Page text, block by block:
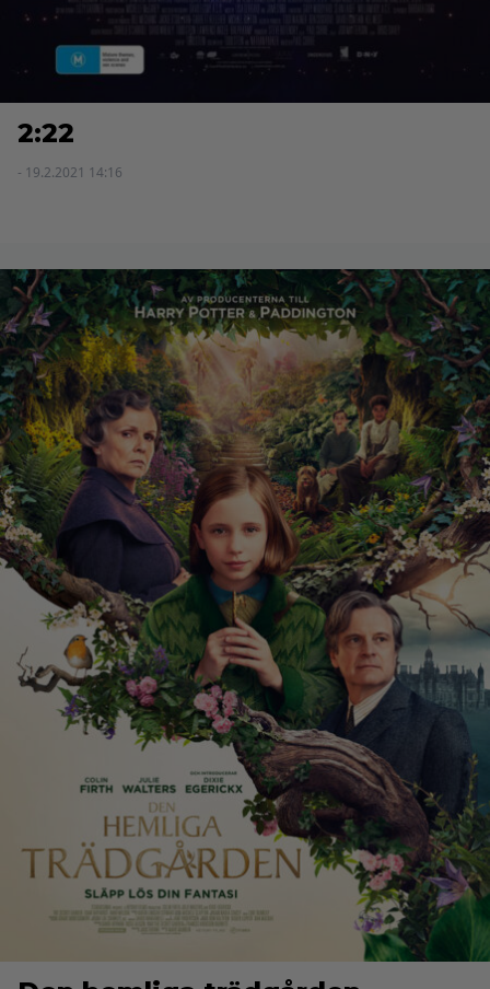
2:22
- 19.2.2021 14:16